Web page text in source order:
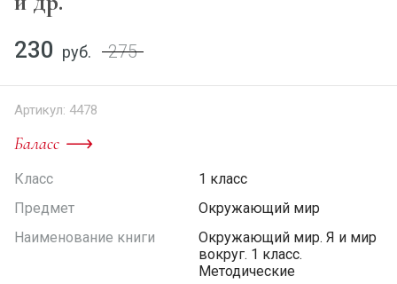
230 руб. 275
Артикул: 4478
Баласс
Класс
1 класс
Предмет
Окружающий мир
Наименование книги
Окружающий мир. Я и мир
вокруг. 1 класс.
Методические